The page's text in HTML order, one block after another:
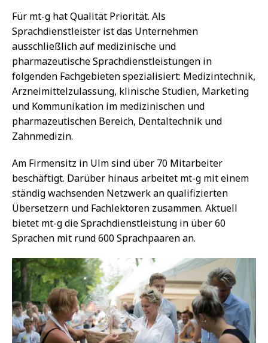
Für mt-g hat Qualität Priorität. Als
Sprachdienstleister ist das Unternehmen
ausschließlich auf medizinische und
pharmazeutische Sprachdienstleistungen in
folgenden Fachgebieten spezialisiert: Medizintechnik,
Arzneimittelzulassung, klinische Studien, Marketing
und Kommunikation im medizinischen und
pharmazeutischen Bereich, Dentaltechnik und
Zahnmedizin.
Am Firmensitz in Ulm sind über 70 Mitarbeiter
beschäftigt. Darüber hinaus arbeitet mt-g mit einem
ständig wachsenden Netzwerk an qualifizierten
Übersetzern und Fachlektoren zusammen. Aktuell
bietet mt-g die Sprachdienstleistung in über 60
Sprachen mit rund 600 Sprachpaaren an.